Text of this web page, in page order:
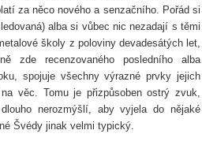
za něco nového a senzačního. Pořád si
alba si vůbec nic nezadají s těmi
školy z poloviny devadesátých let,
zde recenzovaného posledního alba
spojuje všechny výrazné prvky jejich
věc. Tomu je přizpůsoben ostrý zvuk,
nerozmýšlí, aby vyjela do nějaké
Švédy jinak velmi typický.